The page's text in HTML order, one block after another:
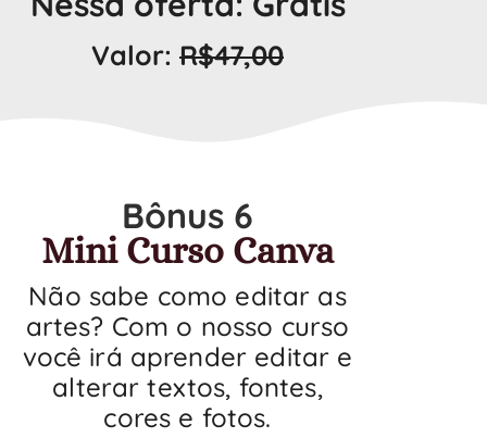
Valor: R$47,00
Bônus 6
Mini Curso Canva
Não sabe como editar as
artes? Com o nosso curso
você irá aprender editar e
alterar textos, fontes,
cores e fotos.